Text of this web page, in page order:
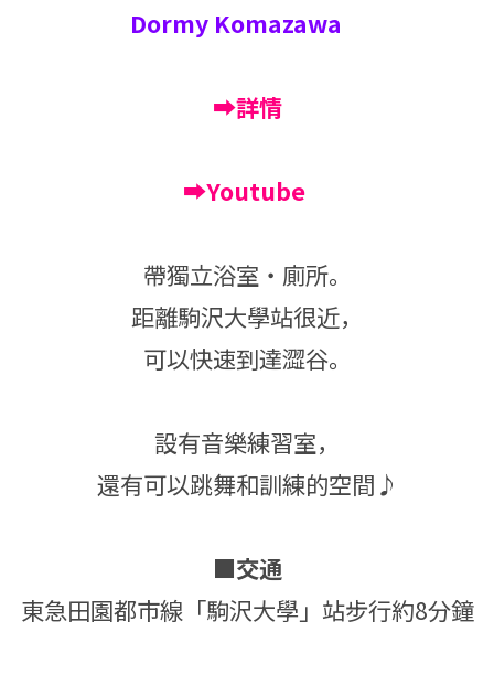
Dormy Komazawa
➡詳情
➡Youtube
帶獨立浴室・廁所。
距離駒沢大學站很近，
可以快速到達澀谷。
設有音樂練習室，
還有可以跳舞和訓練的空間♪
■交通
東急田園都市線「駒沢大學」站步行約8分鐘